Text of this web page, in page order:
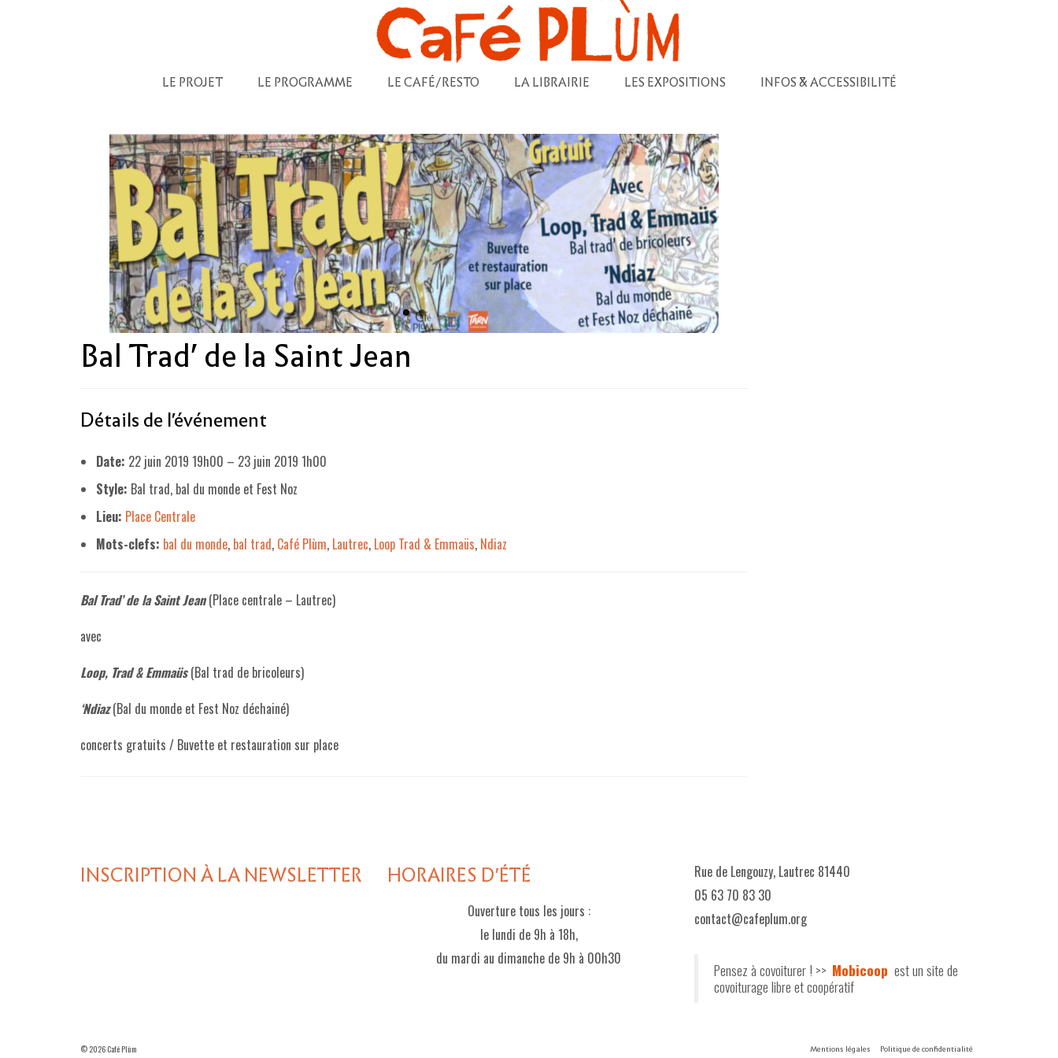
LE PROJET LE PROGRAMME LE CAFÉ/RESTO LA LIBRAIRIE LES EXPOSITIONS INFOS & ACCESSIBILITÉ
Bal Trad’ de la Saint Jean
Détails de l'événement
Date: 22 juin 2019 19h00 – 23 juin 2019 1h00
Style: Bal trad, bal du monde et Fest Noz
Lieu: Place Centrale
Mots-clefs: bal du monde, bal trad, Café Plùm, Lautrec, Loop Trad & Emmaüs, Ndiaz
Bal Trad’ de la Saint Jean(Place centrale – Lautrec)
avec
Loop, Trad & Emmaüs(Bal trad de bricoleurs)
‘Ndiaz(Bal du monde et Fest Noz déchainé)
concerts gratuits / Buvette et restauration sur place
INSCRIPTION À LA NEWSLETTER HORAIRES D'ÉTÉ
Ouverture tous les jours :
le lundi de 9h à 18h,
du mardi au dimanche de 9h à 00h30
Rue de Lengouzy, Lautrec 81440
05 63 70 83 30
contact@cafeplum.org
Pensez à covoiturer ! >> Mobicoop est un site de
covoiturage libre et coopératif
Mentions légales Politique de confidentialité
© 2026 Café Plùm